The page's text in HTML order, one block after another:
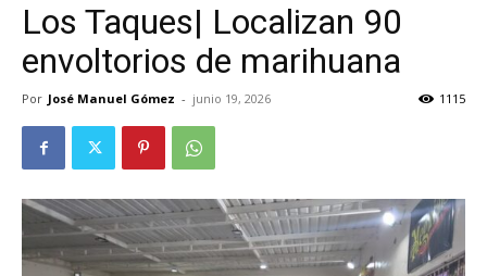
Los Taques| Localizan 90
envoltorios de marihuana
Por José Manuel Gómez - junio 19, 2026 1115